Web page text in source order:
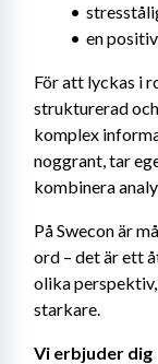
en
För att lyckas i
strukturerad
komplex
noggrant, tar
kombinera
På Swecon är
ord – det är ett
olika
starkare.
Vi erbjuder dig